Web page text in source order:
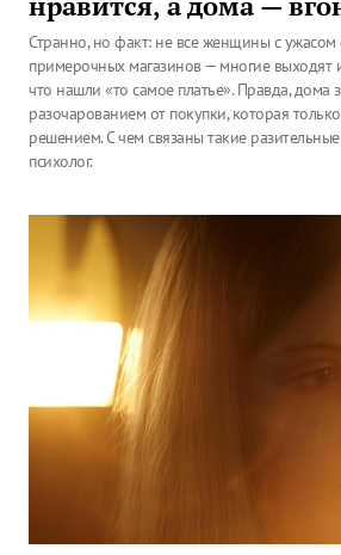
Странно, но факт: не все женщины с ужасом
примерочных магазинов — многие выходят
что нашли «то самое платье». Правда, дома
разочарованием от покупки, которая
решением. С чем связаны такие
психолог.